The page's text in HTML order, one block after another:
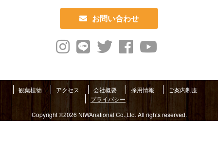
お問い合わせ
観葉植物 アクセス 会社概要 採用情報
ご案内制度
プライバシー
Copyright ©2026 NIWAnational Co.,Ltd. All rights reserved.